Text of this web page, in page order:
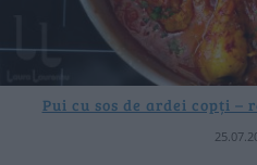
Pui cu sos de ardei copți –